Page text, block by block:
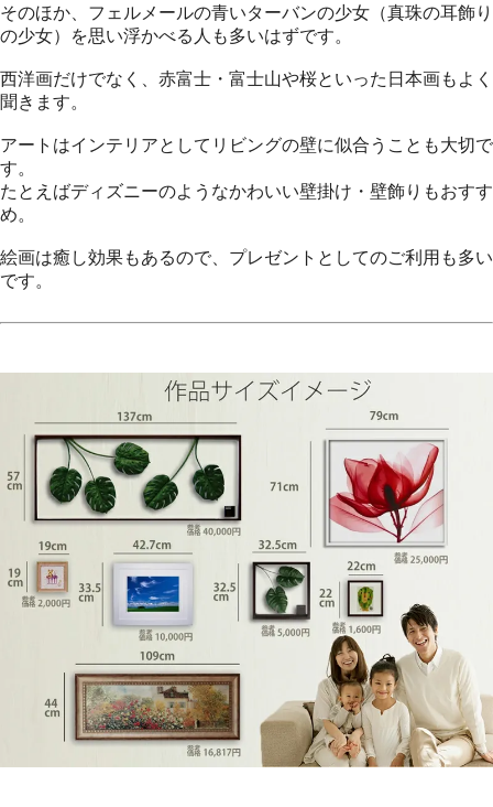
そのほか、フェルメールの青いターバンの少女（真珠の耳飾り
の少女）を思い浮かべる人も多いはずです。
西洋画だけでなく、赤富士・富士山や桜といった日本画もよく
聞きます。
アートはインテリアとしてリビングの壁に似合うことも大切で
す。
たとえばディズニーのようなかわいい壁掛け・壁飾りもおすす
め。
絵画は癒し効果もあるので、プレゼントとしてのご利用も多い
です。